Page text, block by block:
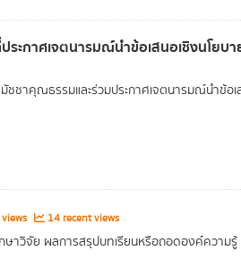
ะกาศเจตนารมณ์นำข้อเสนอเชิงนโย
ชชาคุณธรรมและร่วมประกาศเจตนารมณ์นำข้อ
14 recent views
วิจัย ผลการสรุปบทเรียนหรือถอดองค์ความ